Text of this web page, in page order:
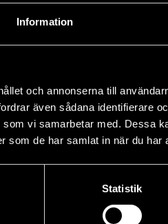
Information
och annonserna till
även sådana identifierare
vi samarbetar med. Dessa
som de har samlat in när du har
Statistik